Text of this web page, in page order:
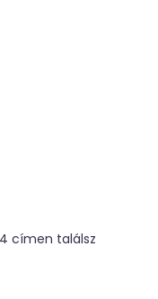
címen találsz